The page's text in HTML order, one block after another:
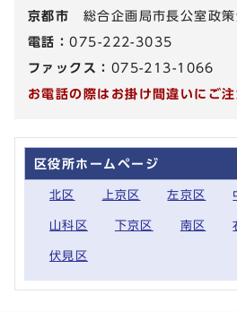
京都市 総合企画局市長公室政
電話：075-222-3035
ファックス： 075-213-1066
お電話の際はお掛け間違いにご
区役所ホームページ
北区 上京区 左京区
山科区 下京区 南区
伏見区